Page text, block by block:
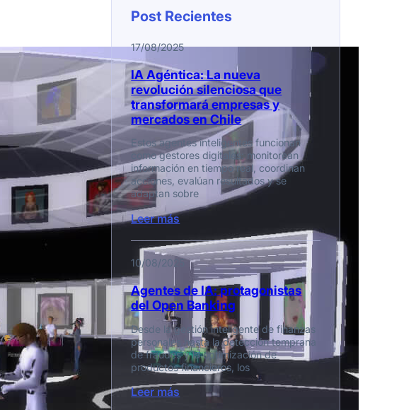
Post Recientes
17/08/2025
IA Agéntica: La nueva
revolución silenciosa que
transformará empresas y
mercados en Chile
Estos agentes inteligentes funcionan
como gestores digitales: monitorean
información en tiempo real, coordinan
acciones, evalúan resultados y se
adaptan sobre
Leer más
10/08/2025
Agentes de IA: protagonistas
del Open Banking
Desde la gestión inteligente de finanzas
personales hasta la detección temprana
de fraudes y la optimización de
productos financieros, los
Leer más